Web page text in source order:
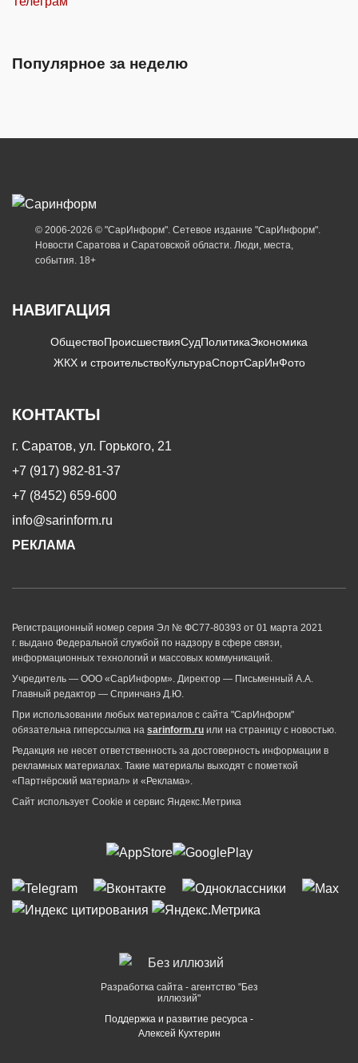
Популярное за неделю
© 2006-2026 © "СарИнформ". Сетевое издание "СарИнформ".
Новости Саратова и Саратовской области. Люди, места,
события. 18+
НАВИГАЦИЯ
ОбществоПроисшествияСудПолитикаЭкономика
ЖКХ и строительствоКультураСпортСарИнФото
КОНТАКТЫ
г. Саратов, ул. Горького, 21
+7 (917) 982-81-37
+7 (8452) 659-600
info@sarinform.ru
РЕКЛАМА
Регистрационный номер серия Эл № ФС77-80393 от 01 марта 2021
г. выдано Федеральной службой по надзору в сфере связи,
информационных технологий и массовых коммуникаций.
Учредитель — ООО «СарИнформ». Директор — Письменный А.А.
Главный редактор — Спринчанэ Д.Ю.
При использовании любых материалов с сайта "СарИнформ"
обязательна гиперссылка на sarinform.ru или на страницу с новостью.
Редакция не несет ответственность за достоверность информации в
рекламных материалах. Такие материалы выходят с пометкой
«Партнёрский материал» и «Реклама».
Сайт использует Cookie и сервиc Яндекс.Метрика
Разработка сайта - агентство "Без
иллюзий"
Поддержка и развитие ресурса -
Алексей Кухтерин